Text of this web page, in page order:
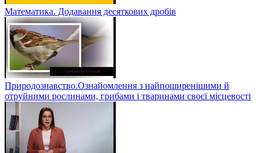
Математика. Додавання десяткових дробів
Природознавство.Ознайомлення з найпоширенішими й
отруйними рослинами, грибами і тваринами своєї місцевості